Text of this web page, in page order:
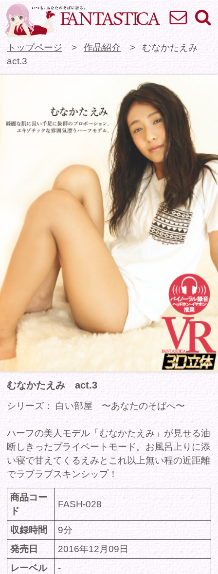
VR専門★アイド
トップページ
act.3
むなかたえみ act.3
シリーズ： 白い部屋 〜あなたのそばへ〜
ハーフの美人モデル「むなかたえみ」が見せる油
断しきったプライベートモード。お風呂上りに添
い寝で甘えてくるえみとこれ以上無い程の近距離
でラブラブスキンシップ！
商品コー
発売日
2016年12月09日
レーベル
-
ジャンル
-
出演
者/cast
むなかたえみ
価格(税
込)
定価 980円
DMMで購入